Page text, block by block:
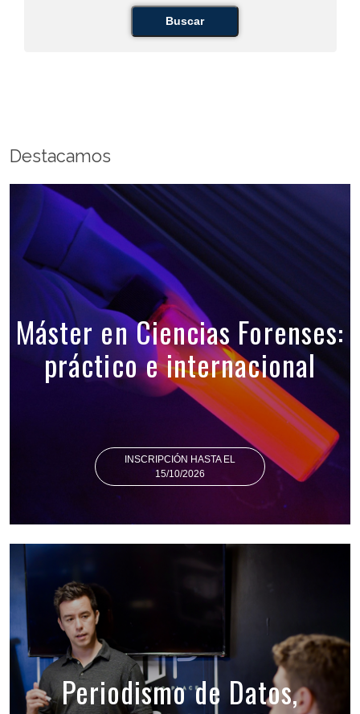
Buscar
Destacamos
Máster en Ciencias Forenses:
práctico e internacional
INSCRIPCIÓN HASTA EL
15/10/2026
Periodismo de Datos,